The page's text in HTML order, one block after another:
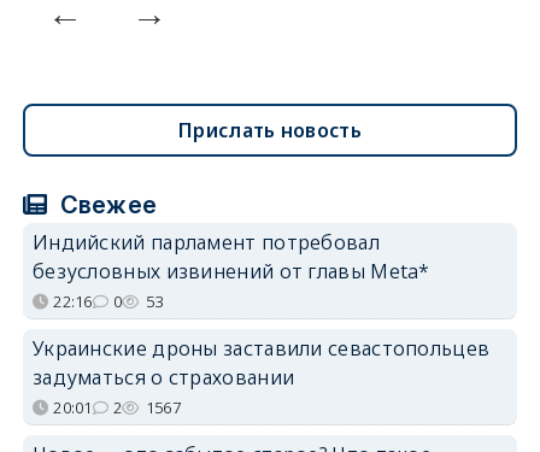
Прислать новость
Свежее
Индийский парламент потребовал
безусловных извинений от главы Meta*
22:16 0 53
Украинские дроны заставили севастопольцев
задуматься о страховании
20:01 2 1567